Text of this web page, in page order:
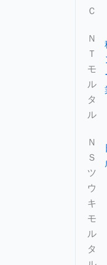
Ｃ
Ｎ
Ｔ
モ
ル
タ
ル
Ｎ
Ｓ
ツ
ウ
キ
モ
ル
タ